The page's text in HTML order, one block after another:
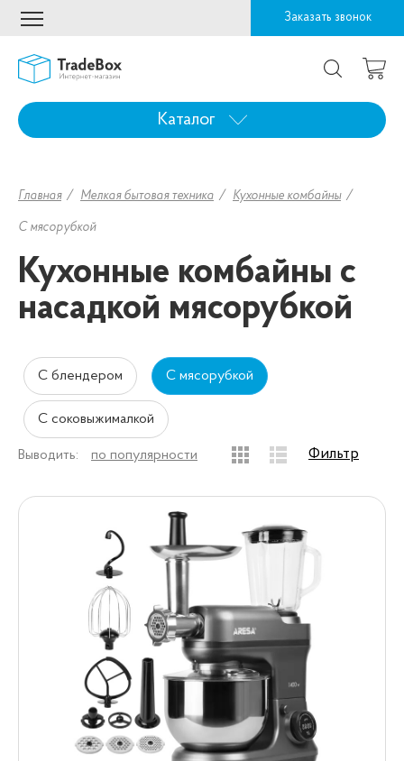
Заказать звонок
Каталог
Главная Мелкая бытовая техника Кухонные комбайны
С мясорубкой
Кухонные комбайны с
насадкой мясорубкой
С блендером С мясорубкой
С соковыжималкой
Выводить: по популярности Фильтр